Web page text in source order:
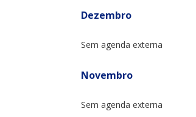
Dezembro
Sem agenda externa
Novembro
Sem agenda externa